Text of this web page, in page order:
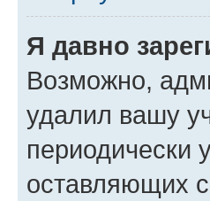
Я давно
Возможно,
удалил вашу
периодически
оставляющих